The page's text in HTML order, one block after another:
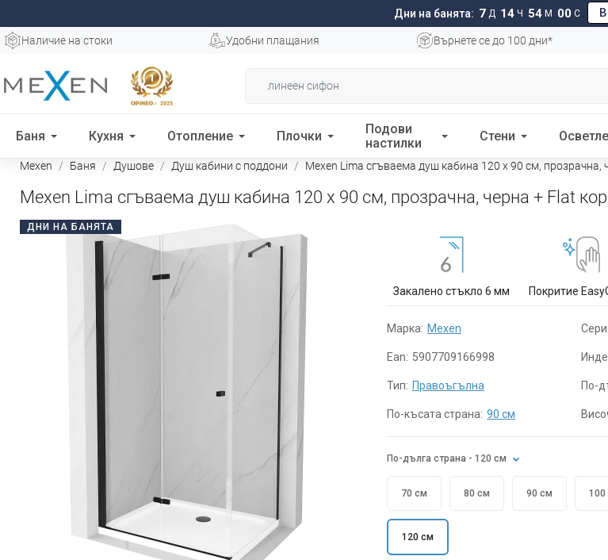
Дни на банята: 7 Д 14 Ч 53 М 59 С
Наличие на стоки Удобни плащания Върнете се до 100 дни*
Баня Кухня Отопление Плочки
Подови
настилки
Стени
Mexen Баня Душове Душ кабини с поддони Mexen Lima сгъваема душ кабина 120 x 90 см, прозрачна,
Mexen Lima сгъваема душ кабина 120 x 90 см, прозрачна, черна + Flat
ДНИ НА БАНЯТА
Закалено стъкло 6 мм Покритие
Марка: Mexen
Ean: 5907709166998
Тип: Правоъгълна По-
По-късата страна: 90 см
По-дълга страна - 120 см
70 см 80 см 90 см 100
120 см